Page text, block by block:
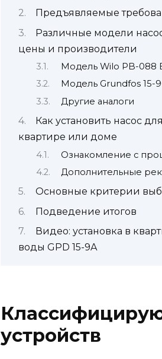
Предъявляемые
Различные модели
цены и производители
Модель Wilo PB-088
Модель Grundfos 15-
Другие аналоги
Как установить насос
квартире или доме
Ознакомление с
Дополнительные
Основные критерии
Подведение итогов
Видео: установка в
воды GPD 15-9A
устройств